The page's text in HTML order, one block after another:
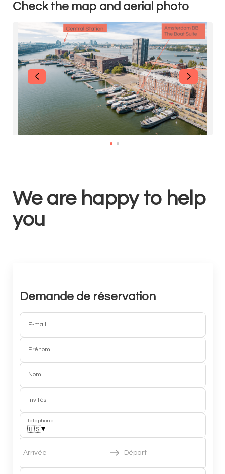
Check the map and aerial photo
We are happy to help
you
Demande de réservation
E-mail
Prénom
Nom
Invités
Téléphone
🇺🇸▾
Arrivée Départ